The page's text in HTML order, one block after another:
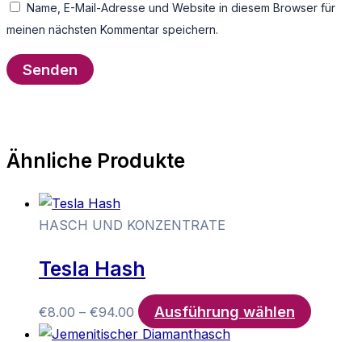
Name, E-Mail-Adresse und Website in diesem Browser für
meinen nächsten Kommentar speichern.
Ähnliche Produkte
HASCH UND KONZENTRATE
Tesla Hash
€8.00 – €94.00 Preisspanne:
€8.00
Ausführung wählen
Dieses